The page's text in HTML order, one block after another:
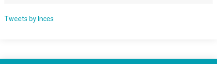
Tweets by Inces